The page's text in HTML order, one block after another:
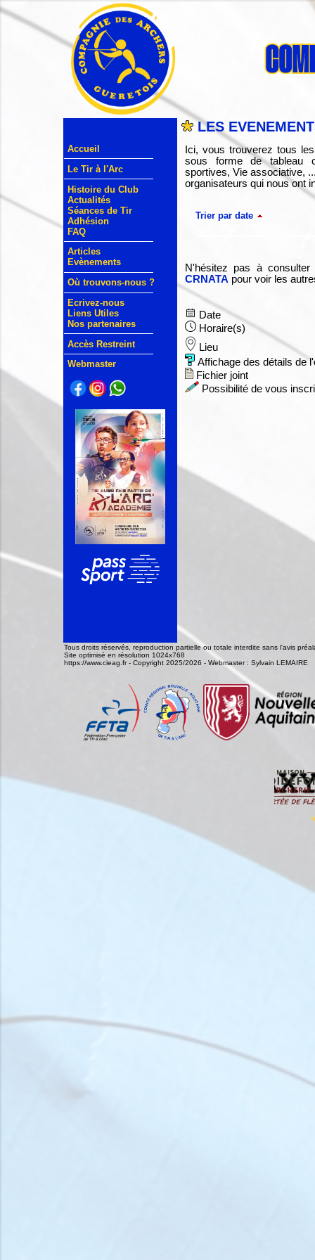
Accueil
Le Tir à l'Arc
Histoire du Club
Actualités
Séances de Tir
Adhésion
FAQ
Articles
Evènements
Où trouvons-nous ?
Ecrivez-nous
Liens Utiles
Nos partenaires
Accès Restreint
Webmaster
LES
Ici, vous trouverez tous
sous forme de tableau
sportives, Vie associative,
organisateurs qui nous ont
Trier par date
N'hésitez pas à
CRNATA pour voir les
Date
Horaire(s)
Lieu
Affichage des détails de
Fichier joint
Possibilité de vous
Tous droits réservés, reproduction partielle ou totale interdite sans l'avis
Site optimisé en résolution 1024x768
https://www.cieag.fr - Copyright 2025/2026 - Webmaster : Sylvain LEMAIRE